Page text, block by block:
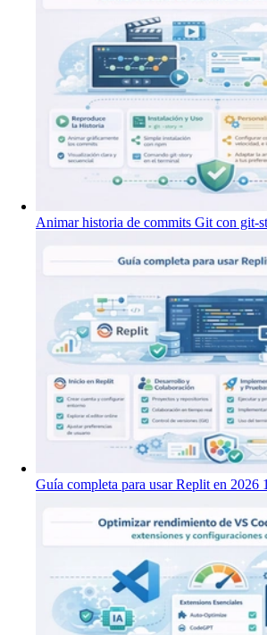
Animar historia de commits Git con git-
Guía completa para usar Replit en 2026